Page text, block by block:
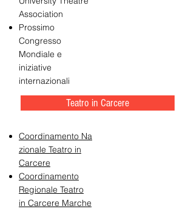
Association
Prossimo
Congresso
Mondiale e
iniziative
internazionali
Teatro in Carcere
Coordinamento Na
zionale Teatro in
Carcere
Coordinamento
Regionale Teatro
in Carcere Marche